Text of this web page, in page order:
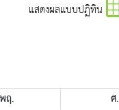
แสดงผลแบบปฏิทิน
พฤ. ศ.